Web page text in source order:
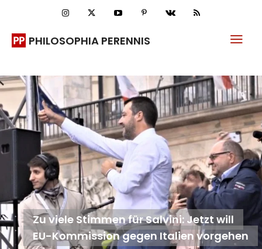
PHILOSOPHIA PERENNIS
Zu viele Stimmen für Salvini: Jetzt will
EU-Kommission gegen Italien vorgehen